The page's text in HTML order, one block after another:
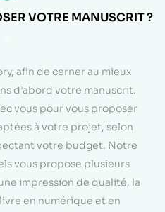
VOTRE MANUSCRIT ?
afin de cerner au mieux
d’abord votre manuscrit.
vous pour vous proposer
à votre projet, selon
votre budget. Notre
vous propose plusieurs
impression de qualité, la
en numérique et en